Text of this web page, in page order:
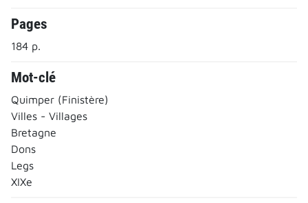
Pages
184 p.
Mot-clé
Quimper (Finistère)
Villes - Villages
Bretagne
Dons
Legs
XIXe